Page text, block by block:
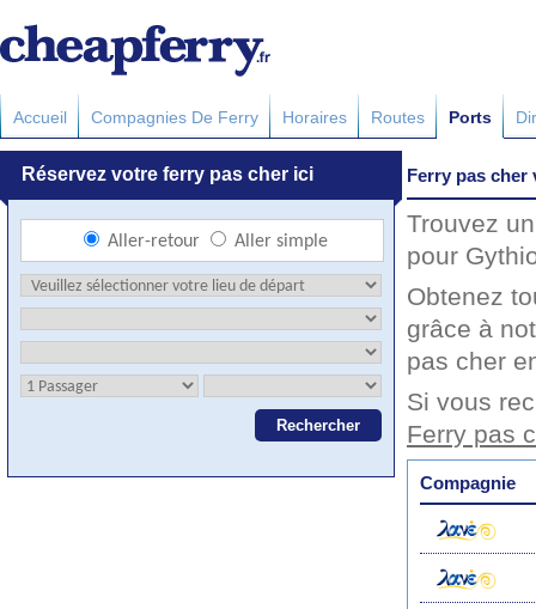
Accueil Compagnies De Ferry Horaires Routes Ports
Ferry pas cher
Trouvez
pour
Obtenez
grâce à
pas cher
Si vous
Ferry pas
Compagnie